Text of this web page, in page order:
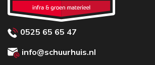
0525 65 65 47
info@schuurhuis.nl